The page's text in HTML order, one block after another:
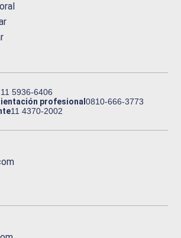
5936-6406
profesional0810-666-3773
11 4370-2002